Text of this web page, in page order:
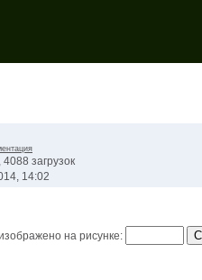
загрузок
14:02
на рисунке: